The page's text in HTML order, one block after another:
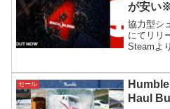
が安い
協力型シ
にてリリ
Steamよ
介してみ
セール
Haul